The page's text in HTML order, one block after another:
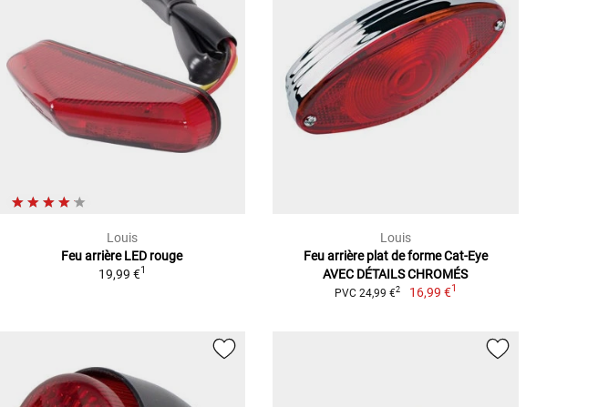
Louis
Feu arrière LED rouge
19,99 €1
Louis
Feu arrière plat de forme Cat-Eye
AVEC DÉTAILS CHROMÉS
PVC 24,99 €2 16,99 €1